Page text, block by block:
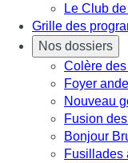
Le Club
Grille des
Nos dossiers
Colère
Foyer
Nouveau
Fusion
Bonjour
Fusillades